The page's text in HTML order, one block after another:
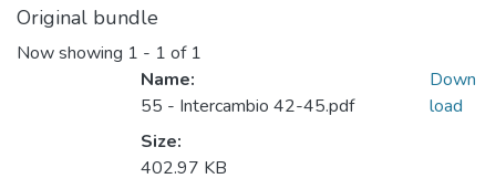
Original bundle
Now showing 1 - 1 of 1
Name:
55 - Intercambio 42-45.pdf
Size:
402.97 KB
Down
load